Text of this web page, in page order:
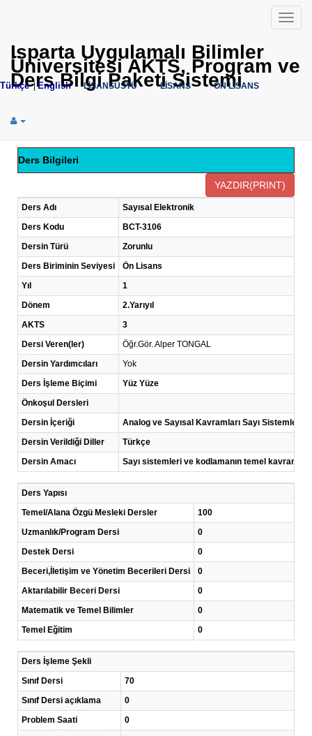
Menü
Isparta Uygulamalı Bilimler
Üniversitesi AKTS, Program ve
Ders Bilgi Paketi Sistemi
Türkçe|English LİSANSÜSTÜ LİSANS ÖN LİSANS
Ders Bilgileri
Ders Adı
Sayısal Elektronik
Ders Kodu
BCT-3106
Dersin Türü
Zorunlu
Ders Biriminin Seviyesi
Ön Lisans
Yıl
1
Dönem
2.Yarıyıl
AKTS
3
Dersi Veren(ler)
Öğr.Gör. Alper TONGAL
Dersin Yardımcıları
Yok
Ders İşleme Biçimi
Yüz Yüze
Önkoşul Dersleri
Dersin İçeriği
Analog ve Sayısal Kavramları Sayı
Dersin Verildiği Diller
Türkçe
Dersin Amacı
Sayı sistemleri ve kodlamanın temel
Ders Yapısı
Temel/Alana Özgü Mesleki Dersler
100
Uzmanlık/Program Dersi
0
Destek Dersi
0
Beceri,İletişim ve Yönetim Becerileri Dersi
0
Aktarılabilir Beceri Dersi
0
Matematik ve Temel Bilimler
0
Temel Eğitim
0
Ders İşleme Şekli
Sınıf Dersi
70
Sınıf Dersi açıklama
0
Problem Saati
0